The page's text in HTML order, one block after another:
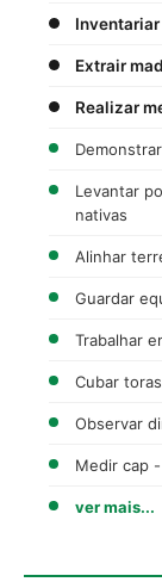
Extrair
Realizar
Levantar
nativas
Alinhar
Guardar
Trabalhar
Cubar
Observar
Medir cap
ver mais...